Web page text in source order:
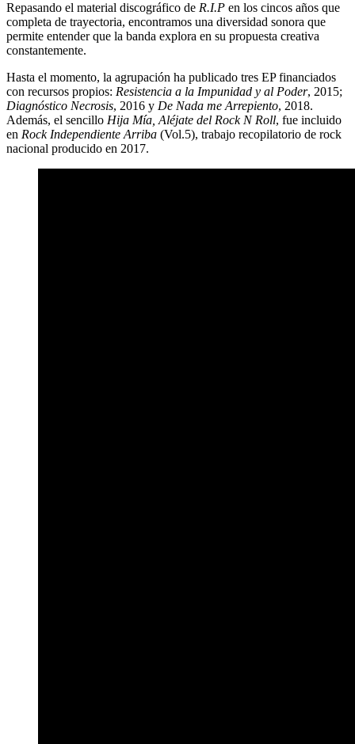
Repasando el material discográfico de R.I.P en los cincos años que
completa de trayectoria, encontramos una diversidad sonora que
permite entender que la banda explora en su propuesta creativa
constantemente.
Hasta el momento, la agrupación ha publicado tres EP financiados
con recursos propios: Resistencia a la Impunidad y al Poder, 2015;
Diagnóstico Necrosis, 2016 y De Nada me Arrepiento, 2018.
Además, el sencillo Hija Mía, Aléjate del Rock N Roll, fue incluido
en Rock Independiente Arriba (Vol.5), trabajo recopilatorio de rock
nacional producido en 2017.